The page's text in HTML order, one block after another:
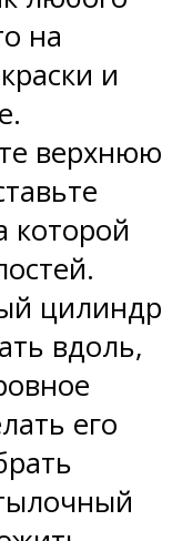
на
и
верхнюю
которой
цилиндр
вдоль,
его